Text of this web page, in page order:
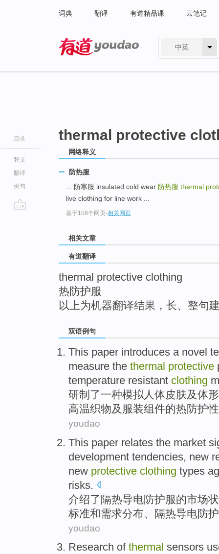
词典 翻译 有道精品课 云笔记
中英
目录
释义
翻译
例句
thermal protective
网络释义
防热服
... 防寒服 insulated cold wear 防热服 thermal
live clothing for line work ...
基于108个网页-相关网页
相关文章
有道翻译
thermal protective clothing
热防护服
以上为机器翻译结果，长、整句
双语例句
This paper introduces a novel
measure the thermal protective
temperature resistant clothing
研制 了一种模拟人体皮肤及体
高温织物及服装组件的热防护
youdao
This paper relates the market
development tendencies, new
new protective clothing types
risks.
介绍了 隔热导电防护服的市场
标准和需求分布、隔热导电防
youdao
Research of thermal sensors